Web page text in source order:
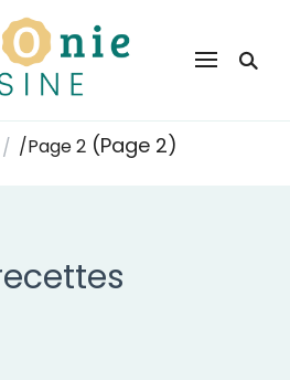
/ /Page 2 (Page 2)